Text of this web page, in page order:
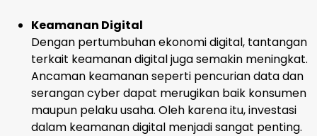
Keamanan Digital
Dengan pertumbuhan ekonomi digital, tantangan
terkait keamanan digital juga semakin meningkat.
Ancaman keamanan seperti pencurian data dan
serangan cyber dapat merugikan baik konsumen
maupun pelaku usaha. Oleh karena itu, investasi
dalam keamanan digital menjadi sangat penting.